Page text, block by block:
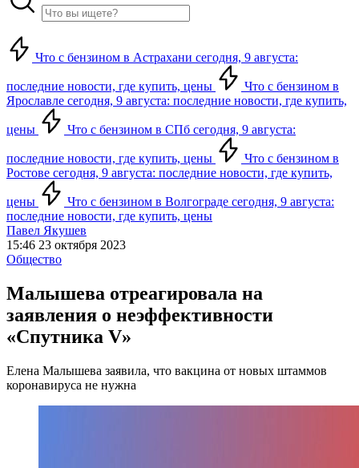
Что с бензином в Астрахани сегодня, 9 августа:
последние новости, где купить, цены
Что с бензином в
Ярославле сегодня, 9 августа: последние новости, где купить,
цены Что с бензином в СПб сегодня, 9 августа:
последние новости, где купить, цены
Что с бензином в
Ростове сегодня, 9 августа: последние новости, где купить,
цены
Что с бензином в Волгограде сегодня, 9 августа:
последние новости, где купить, цены
Павел Якушев
15:46 23 октября 2023
Общество
Малышева отреагировала на
заявления о неэффективности
«Спутника V»
Елена Малышева заявила, что вакцина от новых штаммов
коронавируса не нужна